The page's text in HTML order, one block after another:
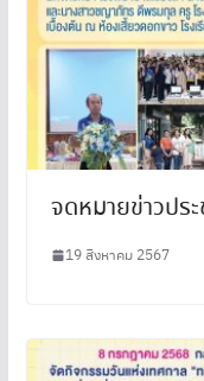
จดหมายข่าวปร
19 สิงหาคม 2567